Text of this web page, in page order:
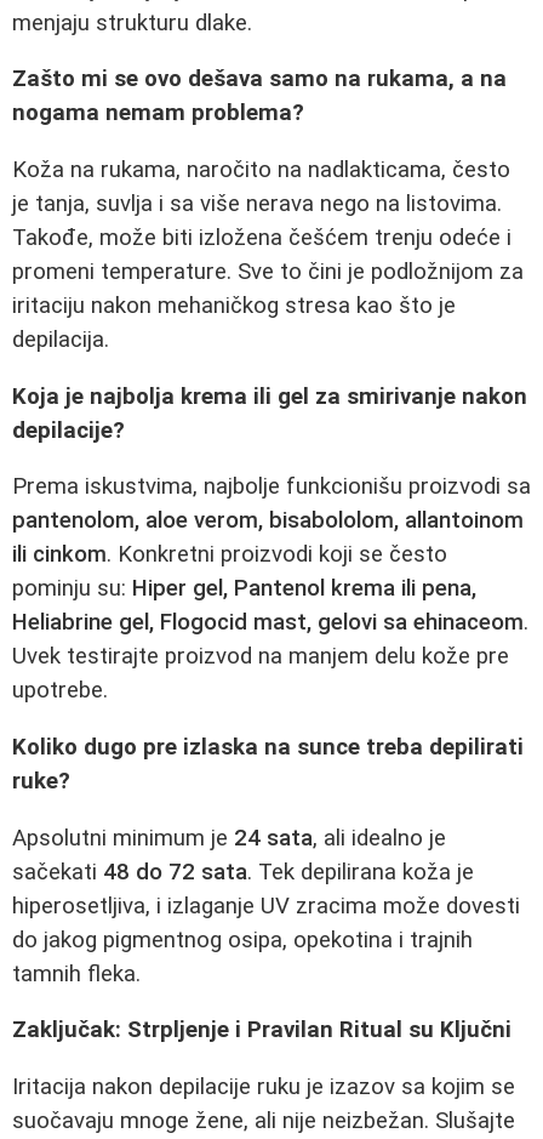
menjaju strukturu dlake.
Zašto mi se ovo dešava samo na rukama, a na
nogama nemam problema?
Koža na rukama, naročito na nadlakticama, često
je tanja, suvlja i sa više nerava nego na listovima.
Takođe, može biti izložena češćem trenju odeće i
promeni temperature. Sve to čini je podložnijom za
iritaciju nakon mehaničkog stresa kao što je
depilacija.
Koja je najbolja krema ili gel za smirivanje nakon
depilacije?
Prema iskustvima, najbolje funkcionišu proizvodi sa
pantenolom, aloe verom, bisabololom, allantoinom
ili cinkom. Konkretni proizvodi koji se često
pominju su: Hiper gel, Pantenol krema ili pena,
Heliabrine gel, Flogocid mast, gelovi sa ehinaceom.
Uvek testirajte proizvod na manjem delu kože pre
upotrebe.
Koliko dugo pre izlaska na sunce treba depilirati
ruke?
Apsolutni minimum je 24 sata, ali idealno je
sačekati 48 do 72 sata. Tek depilirana koža je
hiperosetljiva, i izlaganje UV zracima može dovesti
do jakog pigmentnog osipa, opekotina i trajnih
tamnih fleka.
Zaključak: Strpljenje i Pravilan Ritual su Ključni
Iritacija nakon depilacije ruku je izazov sa kojim se
suočavaju mnoge žene, ali nije neizbežan. Slušajte